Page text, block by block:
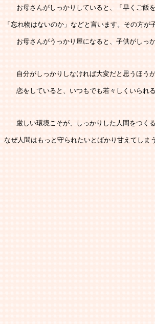
お母さんがしっかりしていると、「早くご飯
「忘れ物はないのか」などと言います。その方が
お母さんがうっかり屋になると、子供がしっ
自分がしっかりしなければ大変だと思うほう
恋をしていると、いつもでも若々しくいられ
厳しい環境こそが、しっかりした人間をつく
なぜ人間はもっと守られたいとばかり甘えてしま